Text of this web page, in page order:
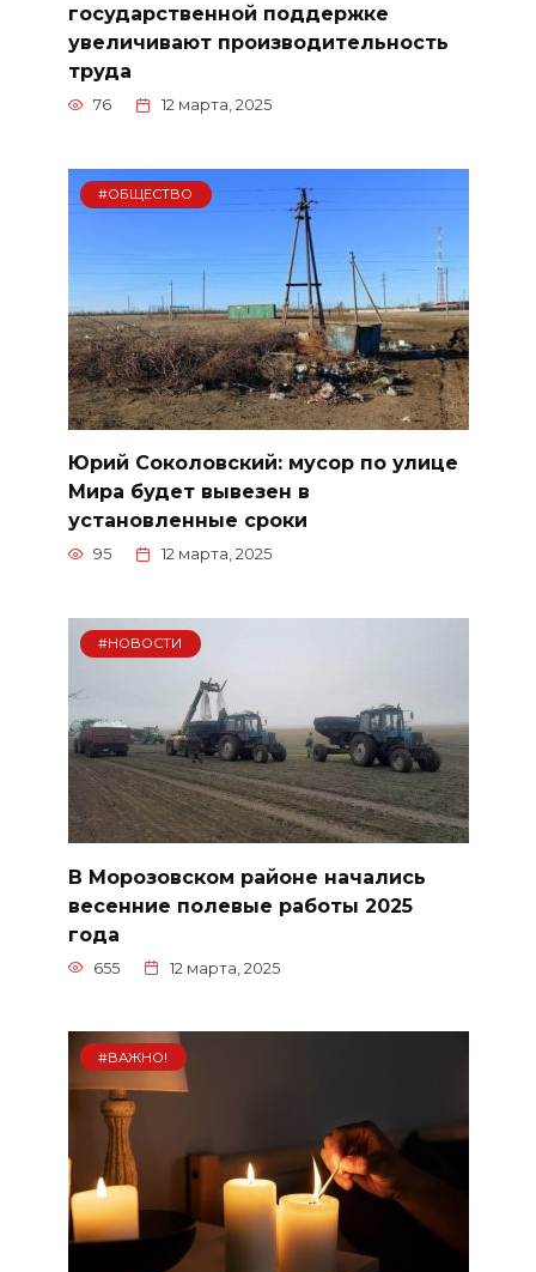
государственной поддержке
увеличивают производительность
труда
76 12 марта, 2025
#ОБЩЕСТВО
Юрий Соколовский: мусор по улице
Мира будет вывезен в
установленные сроки
95 12 марта, 2025
#НОВОСТИ
В Морозовском районе начались
весенние полевые работы 2025
года
655 12 марта, 2025
#ВАЖНО!